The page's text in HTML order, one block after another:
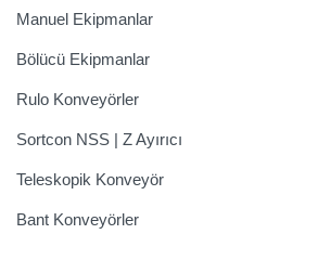
Manuel Ekipmanlar
Bölücü Ekipmanlar
Rulo Konveyörler
Sortcon NSS | Z Ayırıcı
Teleskopik Konveyör
Bant Konveyörler